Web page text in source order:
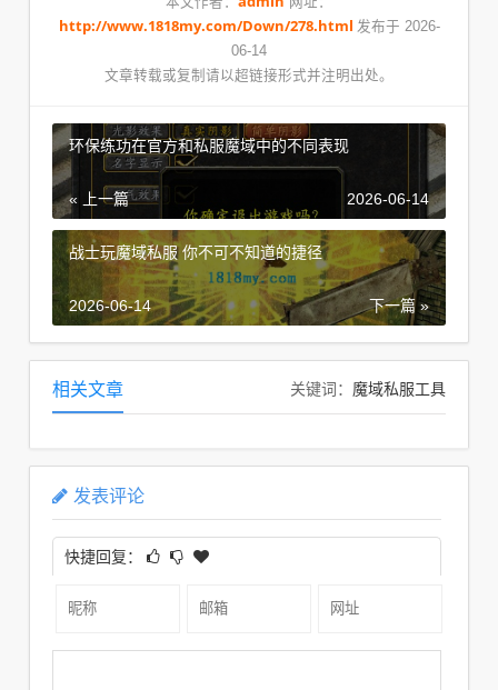
http://www.1818my.com/Down/278.html 发布于 2026-
06-14
文章转载或复制请以超链接形式并注明出处。
环保练功在官方和私服魔域中的不同表现
« 上一篇 2026-06-14
战士玩魔域私服 你不可不知道的捷径
下一篇 »
2026-06-14
相关文章 关键词： 魔域私服工具
发表评论
快捷回复：